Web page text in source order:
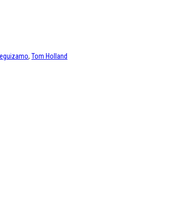
, Tom Holland